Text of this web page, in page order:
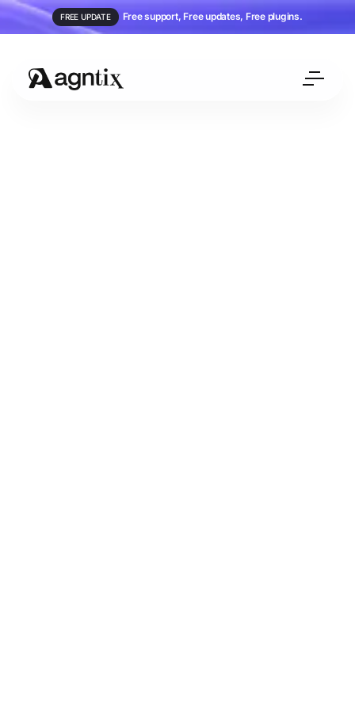
FREE UPDATE Free support, Free updates, Free plugins.